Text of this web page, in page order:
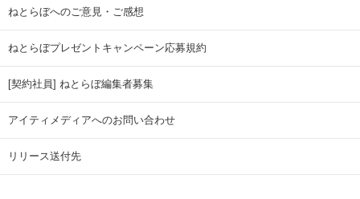
ねとらぼへのご意見・ご感想
ねとらぼプレゼントキャンペーン応募規約
[契約社員] ねとらぼ編集者募集
アイティメディアへのお問い合わせ
リリース送付先